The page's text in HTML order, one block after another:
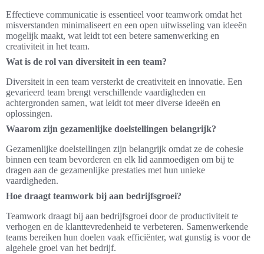
Effectieve communicatie is essentieel voor teamwork omdat het
misverstanden minimaliseert en een open uitwisseling van ideeën
mogelijk maakt, wat leidt tot een betere samenwerking en
creativiteit in het team.
Wat is de rol van diversiteit in een team?
Diversiteit in een team versterkt de creativiteit en innovatie. Een
gevarieerd team brengt verschillende vaardigheden en
achtergronden samen, wat leidt tot meer diverse ideeën en
oplossingen.
Waarom zijn gezamenlijke doelstellingen belangrijk?
Gezamenlijke doelstellingen zijn belangrijk omdat ze de cohesie
binnen een team bevorderen en elk lid aanmoedigen om bij te
dragen aan de gezamenlijke prestaties met hun unieke
vaardigheden.
Hoe draagt teamwork bij aan bedrijfsgroei?
Teamwork draagt bij aan bedrijfsgroei door de productiviteit te
verhogen en de klanttevredenheid te verbeteren. Samenwerkende
teams bereiken hun doelen vaak efficiënter, wat gunstig is voor de
algehele groei van het bedrijf.